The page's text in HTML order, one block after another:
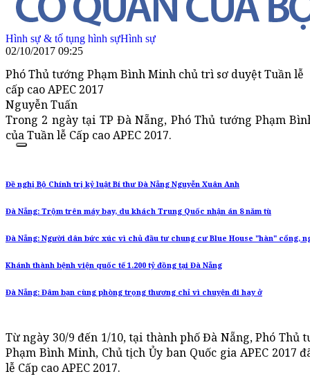
Hình sự & tố tụng hình sựHình sự
02/10/2017 09:25
Phó Thủ tướng Phạm Bình Minh chủ trì sơ duyệt Tuần lễ
cấp cao APEC 2017
Nguyễn Tuấn
Trong 2 ngày tại TP Đà Nẵng, Phó Thủ tướng Phạm
của Tuần lễ Cấp cao APEC 2017.
Đề nghị Bộ Chính trị kỷ luật Bí thư Đà Nẵng Nguyễn Xuân Anh
Đà Nẵng: Trộm trên máy bay, du khách Trung Quốc nhận án 8 năm tù
Đà Nẵng: Người dân bức xúc vì chủ đầu tư chung cư Blue House "hàn" cổng,
Khánh thành bệnh viện quốc tế 1.200 tỷ đồng tại Đà Nẵng
Đà Nẵng: Đâm bạn cùng phòng trọng thương chỉ vì chuyện đi hay ở
Từ ngày 30/9 đến 1/10, tại thành phố Đà Nẵng, Phó
Phạm Bình Minh, Chủ tịch Ủy ban Quốc gia APEC 2017
lễ Cấp cao APEC 2017.